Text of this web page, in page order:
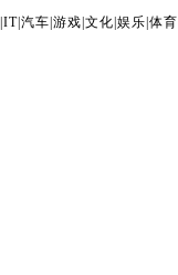
IT| 汽车 游戏 文化 娱乐 体育